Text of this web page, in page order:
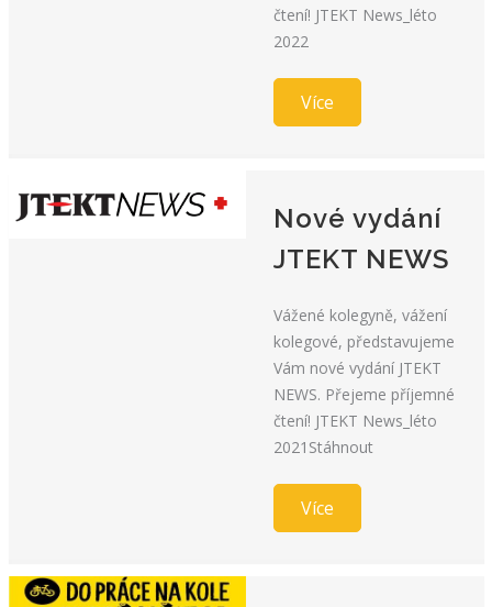
čtení! JTEKT News_léto
2022
Více
Nové vydání
JTEKT NEWS
Vážené kolegyně, vážení
kolegové, představujeme
Vám nové vydání JTEKT
NEWS. Přejeme příjemné
čtení! JTEKT News_léto
2021Stáhnout
Více